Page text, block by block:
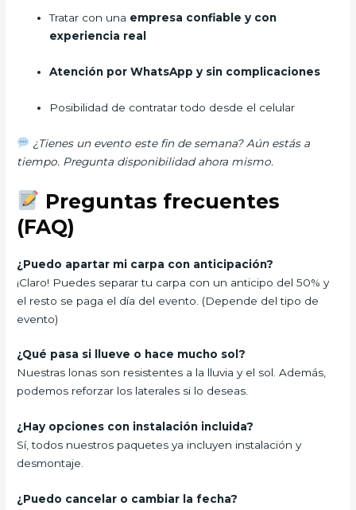
Tratar con una empresa confiable y con
experiencia real
Atención por WhatsApp y sin complicaciones
Posibilidad de contratar todo desde el celular
¿Tienes un evento este fin de semana? Aún estás a
tiempo. Pregunta disponibilidad ahora mismo.
Preguntas frecuentes
(FAQ)
¿Puedo apartar mi carpa con anticipación?
¡Claro! Puedes separar tu carpa con un anticipo del 50% y
el resto se paga el día del evento. (Depende del tipo de
evento)
¿Qué pasa si llueve o hace mucho sol?
Nuestras lonas son resistentes a la lluvia y el sol. Además,
podemos reforzar los laterales si lo deseas.
¿Hay opciones con instalación incluida?
Sí, todos nuestros paquetes ya incluyen instalación y
desmontaje.
¿Puedo cancelar o cambiar la fecha?